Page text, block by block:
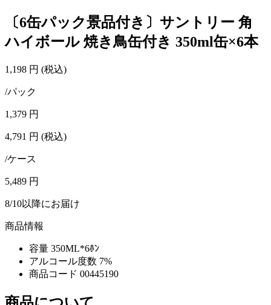
〔6缶パック景品付き〕サントリー 角
ハイボール 焼き鳥缶付き 350ml缶×6本
1,198 円 (税込)
/パック
1,379 円
4,791 円 (税込)
/ケース
5,489 円
8/10以降にお届け
商品情報
容量 350ML*6ﾎﾝ
アルコール度数 7%
商品コード 00445190